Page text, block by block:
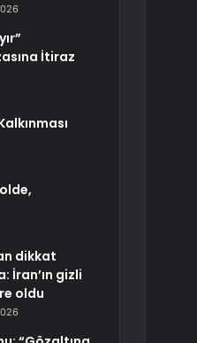
İtiraz
dikkat
İran’ın gizli
oldu